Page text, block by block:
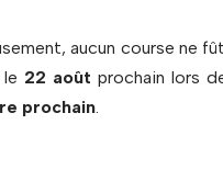
aucun course ne
22 août prochain lors
prochain.